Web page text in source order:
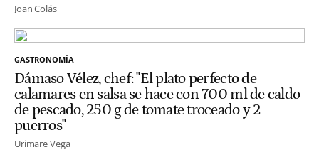
Joan Colás
GASTRONOMÍA
Dámaso Vélez, chef: "El plato perfecto de
calamares en salsa se hace con 700 ml de caldo
de pescado, 250 g de tomate troceado y 2
puerros"
Urimare Vega